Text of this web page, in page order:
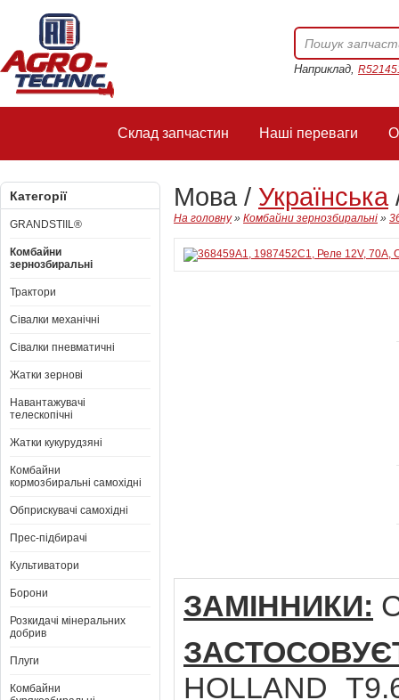
Наприклад,
Склад запчастин Наші переваги
Категорії
GRANDSTIIL®
Комбайни
зернозбиральні
Трактори
Сівалки механічні
Сівалки пневматичні
Жатки зернові
Навантажувачі
телескопічні
Жатки кукурудзяні
Комбайни
кормозбиральні самохідні
Обприскувачі самохідні
Прес-підбирачі
Культиватори
Борони
Розкидачі мінеральних
добрив
Плуги
Комбайни
Мова / Українська
На головну» Комбайни зернозбиральні »
ЗАМІННИКИ:
HOLLAND